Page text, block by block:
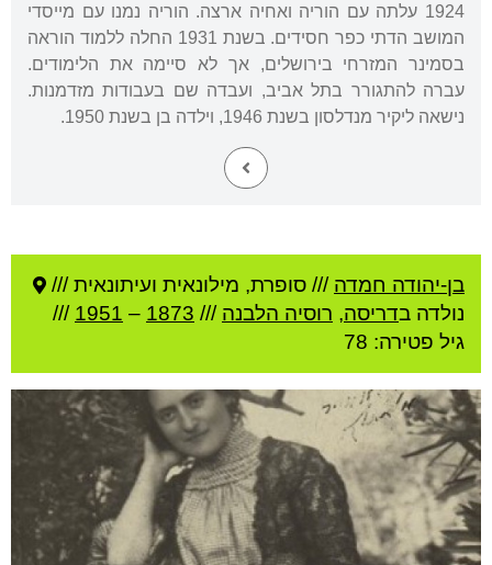
1924 עלתה עם הוריה ואחיה ארצה. הוריה נמנו עם מייסדי
המושב הדתי כפר חסידים. בשנת 1931 החלה ללמוד הוראה
בסמינר המזרחי בירושלים, אך לא סיימה את הלימודים.
עברה להתגורר בתל אביב, ועבדה שם בעבודות מזדמנות.
נישאה ליקיר מנדלסון בשנת 1946, וילדה בן בשנת 1950.
בן-יהודה חמדה /// סופרת, מילונאית ועיתונאית ///
נולדה בדריסה, רוסיה הלבנה ///
1873
–
1951
///
גיל פטירה: 78